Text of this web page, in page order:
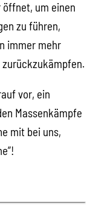
öffnet, um einen
zu führen,
immer mehr
vor, ein
Massenkämpfe
mit bei uns,